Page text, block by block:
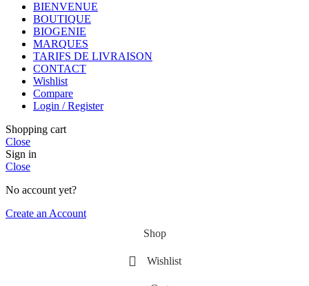
BIENVENUE
BOUTIQUE
BIOGENIE
MARQUES
TARIFS DE LIVRAISON
CONTACT
Wishlist
Compare
Login / Register
Shopping cart
Close
Sign in
Close
No account yet?
Create an Account
Shop
Wishlist